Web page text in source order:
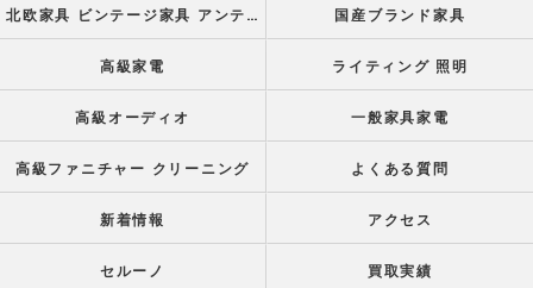
北欧家具 ビンテージ家具 アンティーク家具 国産ブランド家具
高級家電 ライティング 照明
高級オーディオ 一般家具家電
高級ファニチャー クリーニング よくある質問
新着情報 アクセス
セルーノ 買取実績